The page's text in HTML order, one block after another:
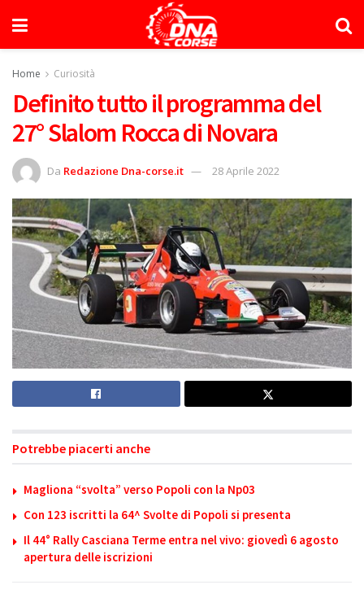
Home Curiosità
Definito tutto il programma del
27° Slalom Rocca di Novara
Da Redazione Dna-corse.it 28 Aprile 2022
Potrebbe piacerti anche
Magliona “svolta” verso Popoli con la Np03
Con 123 iscritti la 64^ Svolte di Popoli si presenta
Il 44° Rally Casciana Terme entra nel vivo: giovedì 6 agosto
apertura delle iscrizioni